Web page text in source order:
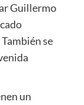
Guillermo
se
un